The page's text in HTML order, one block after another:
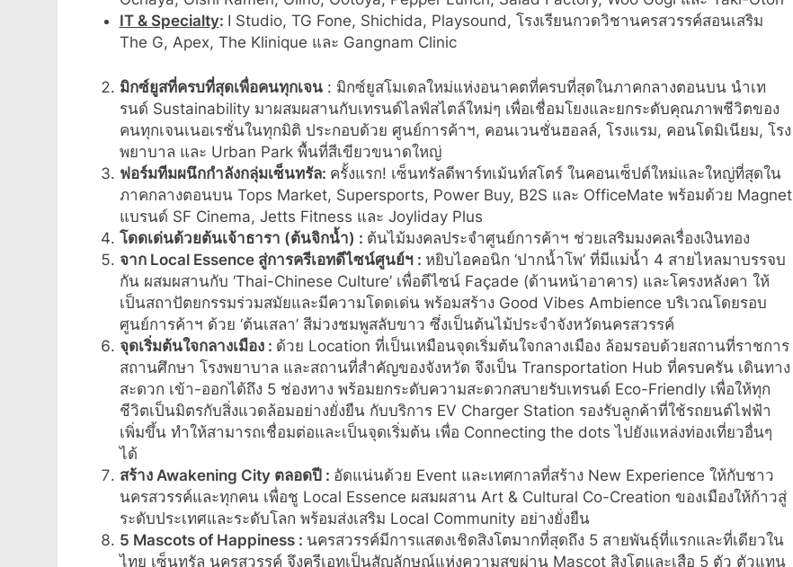
IT & Specialty: I Studio, TG Fone, Shichida, Playsound, โรงเรียนกวดวิชานครสวรรค์สอนเสริม
The G, Apex, The Klinique และ Gangnam Clinic
มิกซ์ยูสที่ครบที่สุดเพื่อคนทุกเจน: มิกซ์ยูสโมเดลใหม่แห่งอนาคตที่ครบที่สุดในภาคกลางตอนบน นำเท
รนด์ Sustainability มาผสมผสานกับเทรนด์ไลฟ์สไตล์ใหม่ๆ เพื่อเชื่อมโยงและยกระดับคุณภาพชีวิตของ
คนทุกเจนเนอเรชั่นในทุกมิติ ประกอบด้วย ศูนย์การค้าฯ, คอนเวนชั่นฮอลล์, โรงแรม, คอนโดมิเนียม, โรง
พยาบาล และ Urban Park พื้นที่สีเขียวขนาดใหญ่
ฟอร์มทีมผนึกกำลังกลุ่มเซ็นทรัล: ครั้งแรก! เซ็นทรัลดีพาร์ทเม้นท์สโตร์ ในคอนเซ็ปต์ใหม่และใหญ่ที่สุดใน
ภาคกลางตอนบน Tops Market, Supersports, Power Buy, B2S และ OfficeMate พร้อมด้วย Magnet
แบรนด์ SF Cinema, Jetts Fitness และ Joyliday Plus
โดดเด่นด้วยต้นเจ้าธารา (ต้นจิกน้ำ) : ต้นไม้มงคลประจำศูนย์การค้าฯ ช่วยเสริมมงคลเรื่องเงินทอง
จาก Local Essence สู่การครีเอทดีไซน์ศูนย์ฯ : หยิบไอคอนิก ‘ปากน้ำโพ’ ที่มีแม่น้ำ 4 สายไหลมาบรรจบ
กัน ผสมผสานกับ ‘Thai-Chinese Culture’ เพื่อดีไซน์ Façade (ด้านหน้าอาคาร) และโครงหลังคา ให้
เป็นสถาปัตยกรรมร่วมสมัยและมีความโดดเด่น พร้อมสร้าง Good Vibes Ambience บริเวณโดยรอบ
ศูนย์การค้าฯ ด้วย ‘ต้นเสลา’ สีม่วงชมพูสลับขาว ซึ่งเป็นต้นไม้ประจำจังหวัดนครสวรรค์
จุดเริ่มต้นใจกลางเมือง : ด้วย Location ที่เป็นเหมือนจุดเริ่มต้นใจกลางเมือง ล้อมรอบด้วยสถานที่ราชการ
สถานศึกษา โรงพยาบาล และสถานที่สำคัญของจังหวัด จึงเป็น Transportation Hub ที่ครบครัน เดินทาง
สะดวก เข้า-ออกได้ถึง 5 ช่องทาง พร้อมยกระดับความสะดวกสบายรับเทรนด์ Eco-Friendly เพื่อให้ทุก
ชีวิตเป็นมิตรกับสิ่งแวดล้อมอย่างยั่งยืน กับบริการ EV Charger Station รองรับลูกค้าที่ใช้รถยนต์ไฟฟ้า
เพิ่มขึ้น ทำให้สามารถเชื่อมต่อและเป็นจุดเริ่มต้น เพื่อ Connecting the dots ไปยังแหล่งท่องเที่ยวอื่นๆ
ได้
สร้าง Awakening City ตลอดปี : อัดแน่นด้วย Event และเทศกาลที่สร้าง New Experience ให้กับชาว
นครสวรรค์และทุกคน เพื่อชู Local Essence ผสมผสาน Art & Cultural Co-Creation ของเมืองให้ก้าวสู่
ระดับประเทศและระดับโลก พร้อมส่งเสริม Local Community อย่างยั่งยืน
5 Mascots of Happiness : นครสวรรค์มีการแสดงเชิดสิงโตมากที่สุดถึง 5 สายพันธุ์ที่แรกและที่เดียวใน
ไทย เซ็นทรัล นครสวรรค์ จึงครีเอทเป็นสัญลักษณ์แห่งความสุขผ่าน Mascot สิงโตและเสือ 5 ตัว ตัวแทน